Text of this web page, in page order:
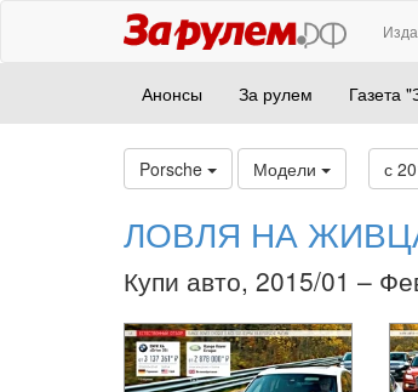
Анонсы За рулем Газета
Porsche Модели с
ЛОВЛЯ НА
Купи авто, 2015/01 –